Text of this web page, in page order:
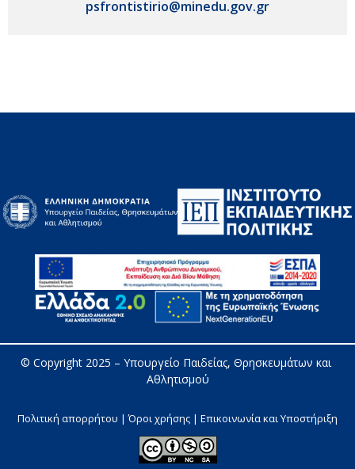
psfrontistirio@minedu.gov.gr
© Copyright 2025 – Υπουργείο Παιδείας, Θρησκευμάτων και
Αθλητισμού
Πολιτική απορρήτου | Όροι χρήσης | Επικοινωνία και Υποστήριξη